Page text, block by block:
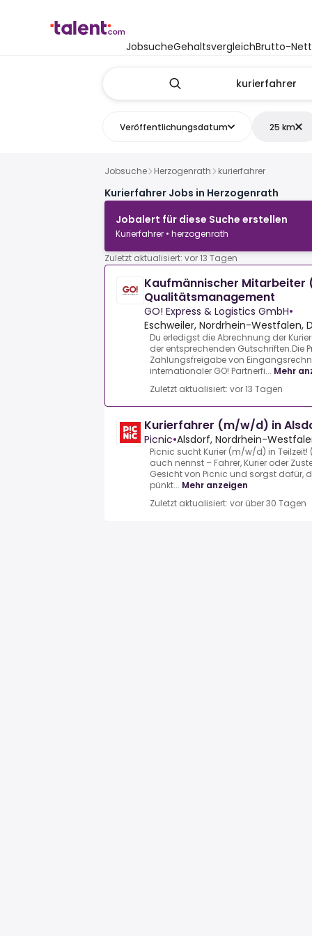
JobsucheGehaltsvergleichBrutto-
Veröffentlichungsdatum 25 km
Jobsuche Herzogenrath kurierfahrer
Kurierfahrer Jobs in Herzogenrath
Jobalert für diese Suche erstellen
Kurierfahrer • herzogenrath
Zuletzt aktualisiert: vor 13 Tagen
Kaufmännischer
Qualitätsmanagement
GO! Express & Logistics GmbH•
Eschweiler, Nordrhein-Westfalen,
Du erledigst die Abrechnung der
der entsprechenden Gutschriften.Die
Zahlungsfreigabe von
internationaler GO! Partnerfi... Mehr
Zuletzt aktualisiert: vor 13 Tagen
Kurierfahrer (m/w/d) in
Picnic•Alsdorf, Nordrhein-
Picnic sucht Kurier (m/w/d) in
auch nennst – Fahrer, Kurier oder
Gesicht von Picnic und sorgst dafür,
pünkt... Mehr anzeigen
Zuletzt aktualisiert: vor über 30 Tagen